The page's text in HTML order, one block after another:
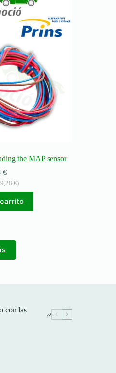
the MAP sensor
€
€)
con las